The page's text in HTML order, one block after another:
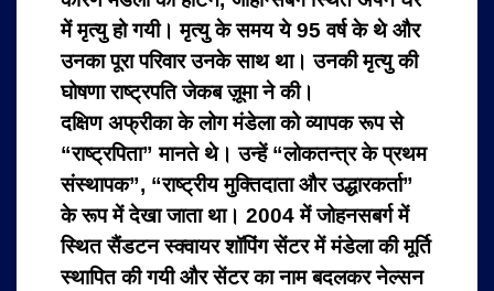
में मृत्यु हो गयी। मृत्यु के समय ये 95 वर्ष के थे और
उनका पूरा परिवार उनके साथ था। उनकी मृत्यु की
घोषणा राष्ट्रपति जेकब ज़ूमा ने की।
दक्षिण अफ्रीका के लोग मंडेला को व्यापक रूप से
“राष्ट्रपिता” मानते थे। उन्हें “लोकतन्त्र के प्रथम
संस्थापक”, “राष्ट्रीय मुक्तिदाता और उद्धारकर्ता”
के रूप में देखा जाता था। 2004 में जोहनसबर्ग में
स्थित सैंडटन स्क्वायर शॉपिंग सेंटर में मंडेला की मूर्ति
स्थापित की गयी और सेंटर का नाम बदलकर नेल्सन